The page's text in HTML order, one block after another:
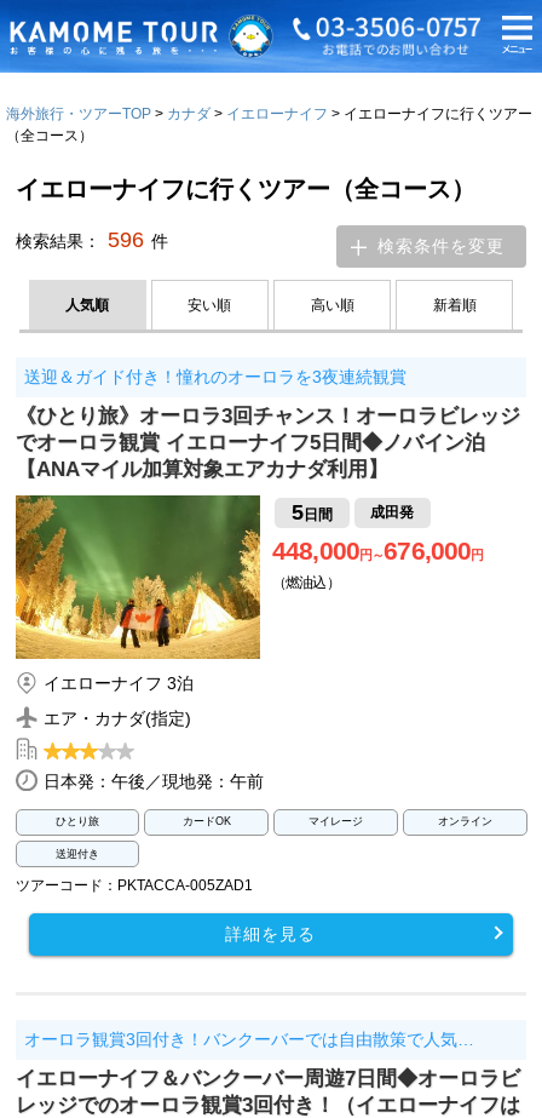
海外旅行・ツアーTOP カナダ イエローナイフ
イエローナイフに行くツアー
（全コース）
イエローナイフに行くツアー（全コース）
検索結果： 596 件 検索条件を変更
人気順 安い順 高い順 新着順
送迎＆ガイド付き！憧れのオーロラを3夜連続観賞
《ひとり旅》オーロラ3回チャンス！オーロラビレッジ
でオーロラ観賞 イエローナイフ5日間◆ノバイン泊
【ANAマイル加算対象エアカナダ利用】
5日間 成田発
448,000円～676,000円
（燃油込）
イエローナイフ 3泊
エア・カナダ(指定)
日本発：午後／現地発：午前
ひとり旅 カードOK マイレージ オンライン
送迎付き
ツアーコード：PKTACCA-005ZAD1
詳細を見る
オーロラ観賞3回付き！バンクーバーでは自由散策で人気…
イエローナイフ＆バンクーバー周遊7日間◆オーロラビ
レッジでのオーロラ観賞3回付き！（イエローナイフは